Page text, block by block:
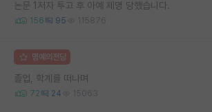
논문 1저자 투고 후 아예 제명 당했습니다.
156 95 115876
명예의전당
졸업, 학계를 떠나며
72 24 15063